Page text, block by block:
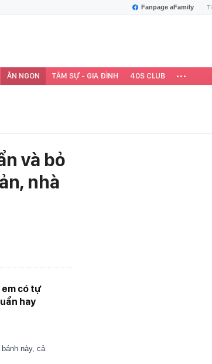
Fanpage aFamily
ĂN NGON TÂM SỰ - GIA ĐÌNH 40S CLUB
và bỏ
nhà
em có tự
hay
này, cả